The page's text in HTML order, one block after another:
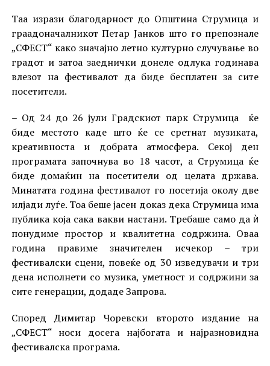
Таа изрази благодарност до Општина Струмица и
граадоначалникот Петар Јанков што го препознале
„СФЕСТ“ како значајно летно културно случување во
градот и затоа заеднички донеле одлука годинава
влезот на фестивалот да биде бесплатен за сите
посетители.
– Од 24 до 26 јули Градскиот парк Струмица ќе
биде местото каде што ќе се сретнат музиката,
креативноста и добрата атмосфера. Секој ден
програмата започнува во 18 часот, а Струмица ќе
биде домаќин на посетители од целата држава.
Минатата година фестивалот го посетија околу две
илјади луѓе. Тоа беше јасен доказ дека Струмица има
публика која сака вакви настани. Требаше само да ѝ
понудиме простор и квалитетна содржина. Оваа
година правиме значителен исчекор – три
фестивалски сцени, повеќе од 30 изведувачи и три
дена исполнети со музика, уметност и содржини за
сите генерации, додаде Запрова.
Според Димитар Чоревски второто издание на
„СФЕСТ“ носи досега најбогата и најразновидна
фестивалска програма.